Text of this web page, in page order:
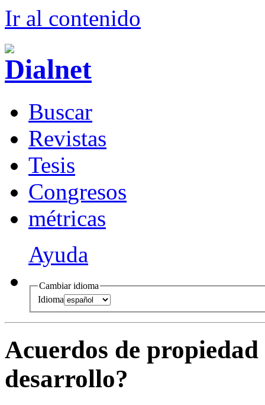
Ir al contenido
Buscar
Revistas
Tesis
Congresos
métricas
Ayuda
Cambiar idioma
Idioma
Acuerdos de
desarrollo?